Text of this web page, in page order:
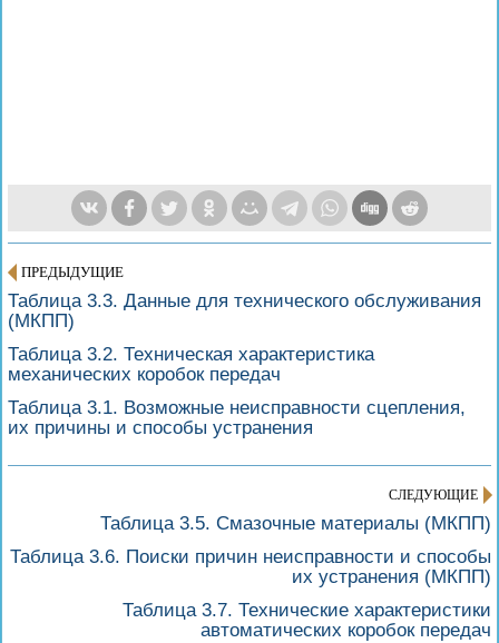
ПРЕДЫДУЩИЕ
Таблица 3.3. Данные для технического обслуживания
(МКПП)
Таблица 3.2. Техническая характеристика
механических коробок передач
Таблица 3.1. Возможные неисправности сцепления,
их причины и способы устранения
СЛЕДУЮЩИЕ
Таблица 3.5. Смазочные материалы (МКПП)
Таблица 3.6. Поиски причин неисправности и способы
их устранения (МКПП)
Таблица 3.7. Технические характеристики
автоматических коробок передач